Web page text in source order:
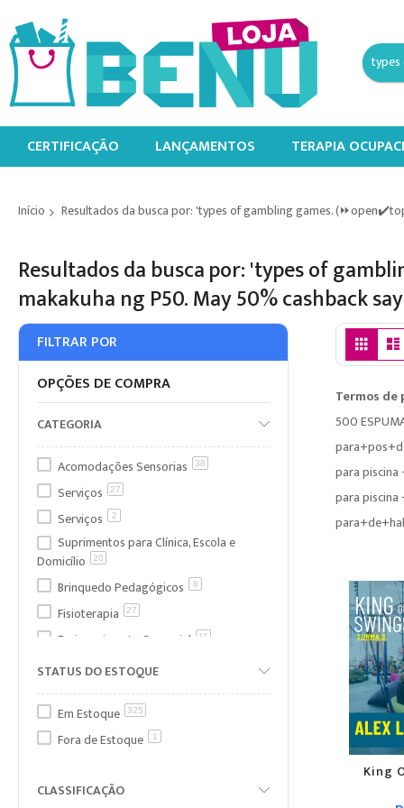
CERTIFICAÇÃO LANÇAMENTOS TERAPIA
Início Resultados da busca por: 'types of gambling games.
Resultados da busca por: 'types of
makakuha ng P50. May 50% cashback
Ver
como
Grade
Termos de
500
para piscina
para piscina
King
FILTRAR POR
OPÇÕES DE COMPRA
CATEGORIA
Acomodações Sensorias 38
Serviços 27
Serviços 2
Suprimentos para Clínica, Escola e
Domicílio
20
Brinquedo Pedagógicos 8
Fisioterapia 27
Enriquecimento Sensorial 11
Recursos de Motor Fino
Planejamento Motor
Estimulação Visual
Terapia Ocupacional
Suportes de Teto para IS
STATUS DO ESTOQUE
Em Estoque 325
Fora de Estoque 1
CLASSIFICAÇÃO